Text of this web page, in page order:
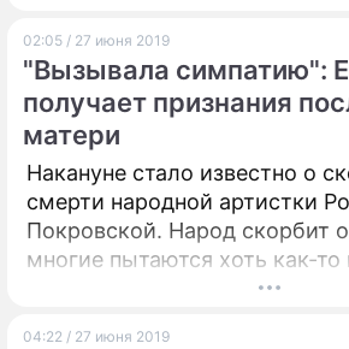
02:05 / 27 июня 2019
"Вызывала симпатию":
получает признания
матери
Накануне стало известно о
смерти народной артистки
Покровской. Народ скорбит
многие пытаются хоть как-
04:22 / 27 июня 2019